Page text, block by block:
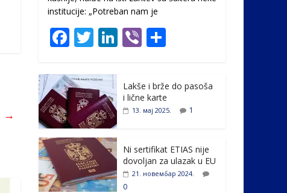
→
institucije: „Potreban nam je
F
e
b
o
o
k
T
itt
er
Li
e
dI
Vi
er ar
e
Lakše i brže do pasoša
i lične karte
13. мај 2025. 1
Ni sertifikat ETIAS nije
dovoljan za ulazak u EU
21. новембар 2024.
0